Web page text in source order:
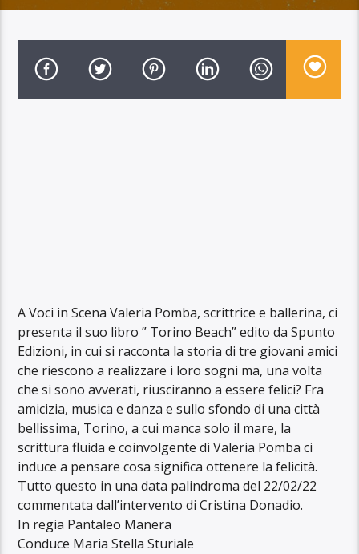
A Voci in Scena Valeria Pomba, scrittrice e ballerina, ci
presenta il suo libro ” Torino Beach” edito da Spunto
Edizioni, in cui si racconta la storia di tre giovani amici
che riescono a realizzare i loro sogni ma, una volta
che si sono avverati, riusciranno a essere felici? Fra
amicizia, musica e danza e sullo sfondo di una città
bellissima, Torino, a cui manca solo il mare, la
scrittura fluida e coinvolgente di Valeria Pomba ci
induce a pensare cosa significa ottenere la felicità.
Tutto questo in una data palindroma del 22/02/22
commentata dall’intervento di Cristina Donadio.
In regia Pantaleo Manera
Conduce Maria Stella Sturiale